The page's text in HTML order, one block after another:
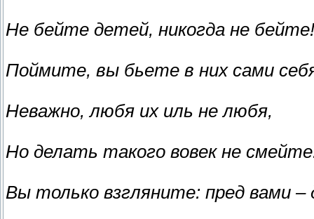
Не бейте детей, никогда не бейте!
Поймите, вы бьете в них сами
Неважно, любя их иль не любя,
Но делать такого вовек не
Вы только взгляните: пред вами –